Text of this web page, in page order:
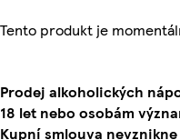
Tento produkt je
Prodej alkoholických
18 let nebo osobám
Kupní smlouva